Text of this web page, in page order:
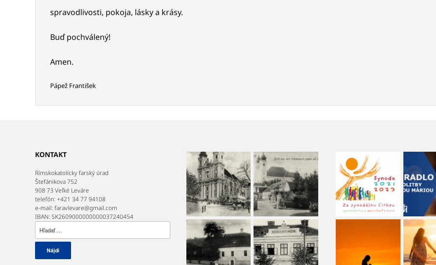
spravodlivosti, pokoja, lásky a krásy.
Buď pochválený!
Amen.
Pápež František
KONTAKT
Rímskokatolícky farský úrad
Štefánikova 752
908 73 Veľké Leváre
telefón: +421 34 77 94108
e-mail: faravlevare@gmail.com
IBAN: SK2609000000000037240454
Hľadať: